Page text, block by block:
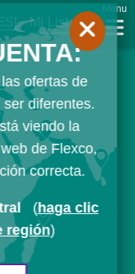
Mi Lista
Menu
ofertas de
diferentes.
viendo la
de Flexco,
correcta.
(haga clic
región)